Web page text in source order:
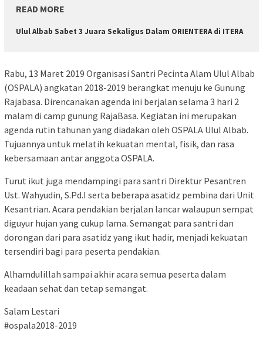
READ MORE
Ulul Albab Sabet 3 Juara Sekaligus Dalam ORIENTERA di ITERA
Rabu, 13 Maret 2019 Organisasi Santri Pecinta Alam Ulul Albab
(OSPALA) angkatan 2018-2019 berangkat menuju ke Gunung
Rajabasa. Direncanakan agenda ini berjalan selama 3 hari 2
malam di camp gunung RajaBasa. Kegiatan ini merupakan
agenda rutin tahunan yang diadakan oleh OSPALA Ulul Albab.
Tujuannya untuk melatih kekuatan mental, fisik, dan rasa
kebersamaan antar anggota OSPALA.
Turut ikut juga mendampingi para santri Direktur Pesantren
Ust. Wahyudin, S.Pd.I serta beberapa asatidz pembina dari Unit
Kesantrian. Acara pendakian berjalan lancar walaupun sempat
diguyur hujan yang cukup lama. Semangat para santri dan
dorongan dari para asatidz yang ikut hadir, menjadi kekuatan
tersendiri bagi para peserta pendakian.
Alhamdulillah sampai akhir acara semua peserta dalam
keadaan sehat dan tetap semangat.
Salam Lestari
#ospala2018-2019